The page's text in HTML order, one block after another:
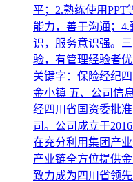
平；2.熟练使用PPT
能力，善于沟通；
识，服务意识强。
验，有管理经验者
关键字：保险经纪
金小镇 五、公司信
经四川省国资委批
司。公司成立于
在充分利用集团产
产业链全方位提供
致力成为四川省领